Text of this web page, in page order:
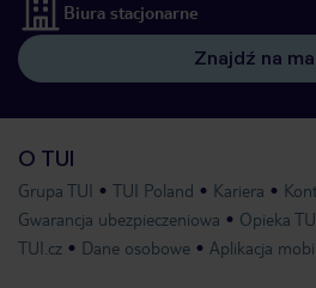
Biura stacjonarne
Znajdź na
O TUI
Grupa TUI TUI Poland Kariera
Gwarancja ubezpieczeniowa
Opieka
TUI.cz
Dane osobowe Aplikacja